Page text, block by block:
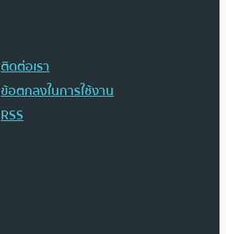
ติดต่อเรา
ข้อตกลงในการใช้งาน
RSS